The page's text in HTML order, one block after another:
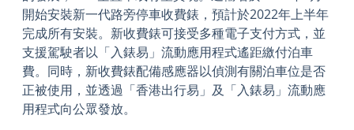
開始安裝新一代路旁停車收費錶，預計於2022年上半年
完成所有安裝。新收費錶可接受多種電子支付方式，並
支援駕駛者以「入錶易」流動應用程式遙距繳付泊車
費。同時，新收費錶配備感應器以偵測有關泊車位是否
正被使用，並透過「香港出行易」及「入錶易」流動應
用程式向公眾發放。